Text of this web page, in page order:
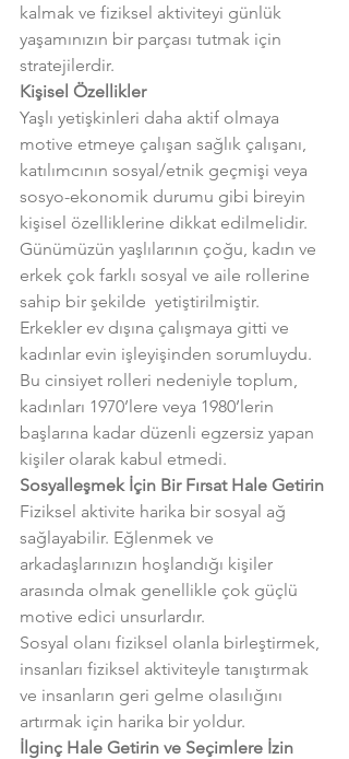
kalmak ve fiziksel aktiviteyi günlük
yaşamınızın bir parçası tutmak için
stratejilerdir.
Kişisel Özellikler
Yaşlı yetişkinleri daha aktif olmaya
motive etmeye çalışan sağlık çalışanı,
katılımcının sosyal/etnik geçmişi veya
sosyo-ekonomik durumu gibi bireyin
kişisel özelliklerine dikkat edilmelidir.
Günümüzün yaşlılarının çoğu, kadın ve
erkek çok farklı sosyal ve aile rollerine
sahip bir şekilde  yetiştirilmiştir.
Erkekler ev dışına çalışmaya gitti ve
kadınlar evin işleyişinden sorumluydu.
Bu cinsiyet rolleri nedeniyle toplum,
kadınları 1970’lere veya 1980’lerin
başlarına kadar düzenli egzersiz yapan
kişiler olarak kabul etmedi.
Sosyalleşmek İçin Bir Fırsat Hale Getirin
Fiziksel aktivite harika bir sosyal ağ
sağlayabilir. Eğlenmek ve
arkadaşlarınızın hoşlandığı kişiler
arasında olmak genellikle çok güçlü
motive edici unsurlardır.
Sosyal olanı fiziksel olanla birleştirmek,
insanları fiziksel aktiviteyle tanıştırmak
ve insanların geri gelme olasılığını
artırmak için harika bir yoldur.
İlginç Hale Getirin ve Seçimlere İzin